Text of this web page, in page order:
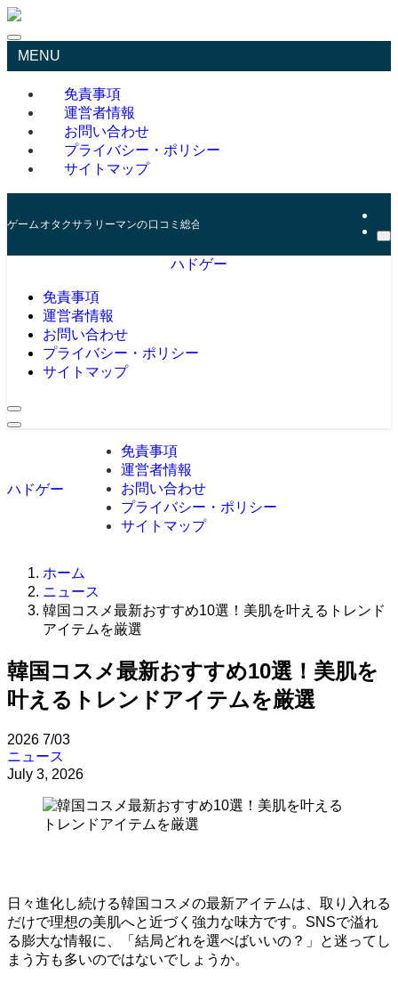
MENU
免責事項
運営者情報
お問い合わせ
プライバシー・ポリシー
サイトマップ
ゲームオタクサラリーマンの口コミ総合サイト
ハドゲー
免責事項
運営者情報
お問い合わせ
プライバシー・ポリシー
サイトマップ
ハドゲー
免責事項
運営者情報
お問い合わせ
プライバシー・ポリシー
サイトマップ
ホーム
ニュース
韓国コスメ最新おすすめ10選！美肌を叶えるトレンド
アイテムを厳選
韓国コスメ最新おすすめ10選！美肌を
叶えるトレンドアイテムを厳選
2026 7/03
ニュース
July 3, 2026
日々進化し続ける韓国コスメの最新アイテムは、取り入れる
だけで理想の美肌へと近づく強力な味方です。SNSで溢れ
る膨大な情報に、「結局どれを選べばいいの？」と迷ってし
まう方も多いのではないでしょうか。